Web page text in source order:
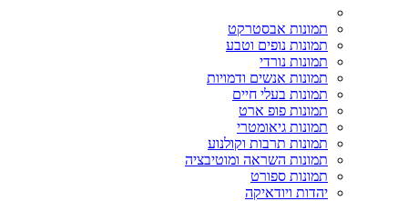
תמונות אבסטרקט
תמונות נופים וטבע
תמונות נורדי
תמונות אנשים ודמויות
תמונות בעלי חיים
תמונות פופ ארט
תמונות גיאומטרי
תמונות תרבות וקולנוע
תמונות השראה ומוטיבציה
תמונות ספורט
יהדות ויודאיקה